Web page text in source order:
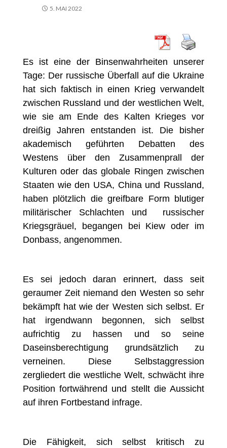
5. MAI 2022
Es ist eine der Binsenwahrheiten unserer
Tage: Der russische Überfall auf die Ukraine
hat sich faktisch in einen Krieg verwandelt
zwischen Russland und der westlichen Welt,
wie sie am Ende des Kalten Krieges vor
dreißig Jahren entstanden ist. Die bisher
akademisch geführten Debatten des
Westens über den Zusammenprall der
Kulturen oder das globale Ringen zwischen
Staaten wie den USA, China und Russland,
haben plötzlich die greifbare Form blutiger
militärischer Schlachten und russischer
Kriegsgräuel, begangen bei Kiew oder im
Donbass, angenommen.
Es sei jedoch daran erinnert, dass seit
geraumer Zeit niemand den Westen so sehr
bekämpft hat wie der Westen sich selbst. Er
hat irgendwann begonnen, sich selbst
aufrichtig zu hassen und so seine
Daseinsberechtigung grundsätzlich zu
verneinen. Diese Selbstaggression
zergliedert die westliche Welt, schwächt ihre
Position fortwährend und stellt die Aussicht
auf ihren Fortbestand infrage.
Die Fähigkeit, sich selbst kritisch zu